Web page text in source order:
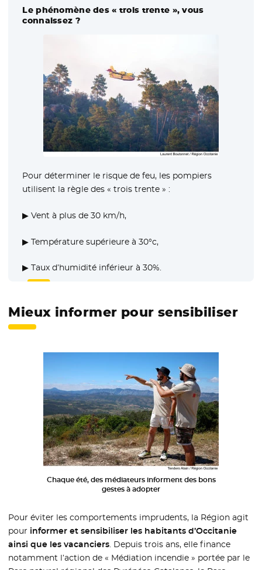
Le phénomène des « trois trente », vous
connaissez ?
Pour déterminer le risque de feu, les pompiers
utilisent la règle des « trois trente » :
▶ Vent à plus de 30 km/h,
▶ Température supérieure à 30°c,
▶ Taux d’humidité inférieur à 30%.
Mieux informer pour sensibiliser
Chaque été, des médiateurs informent des bons
gestes à adopter
Pour éviter les comportements imprudents, la Région agit
pour informer et sensibiliser les habitants d’Occitanie
ainsi que les vacanciers. Depuis trois ans, elle finance
notamment l’action de « Médiation incendie » portée par le